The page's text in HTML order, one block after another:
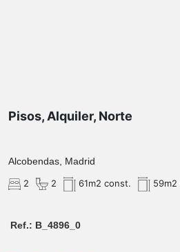
Pisos, Alquiler, Norte
Alcobendas, Madrid
2
2 61m2 const. 59m2
Ref.: B_4896_0